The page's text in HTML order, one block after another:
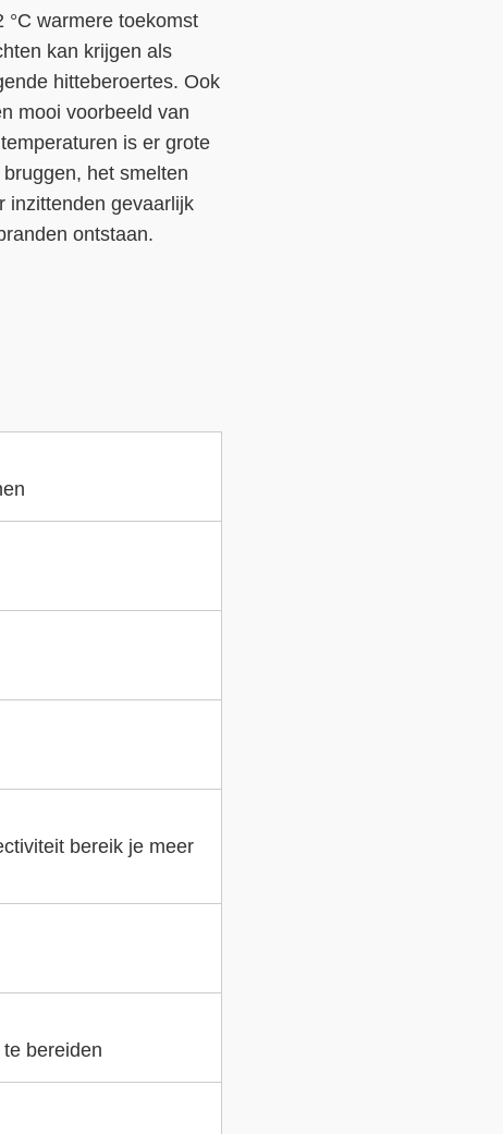
warmere toekomst
kan krijgen als
hitteberoertes. Ook
mooi voorbeeld van
is er grote
het smelten
inzittenden gevaarlijk
ontstaan.
bereik je meer
bereiden